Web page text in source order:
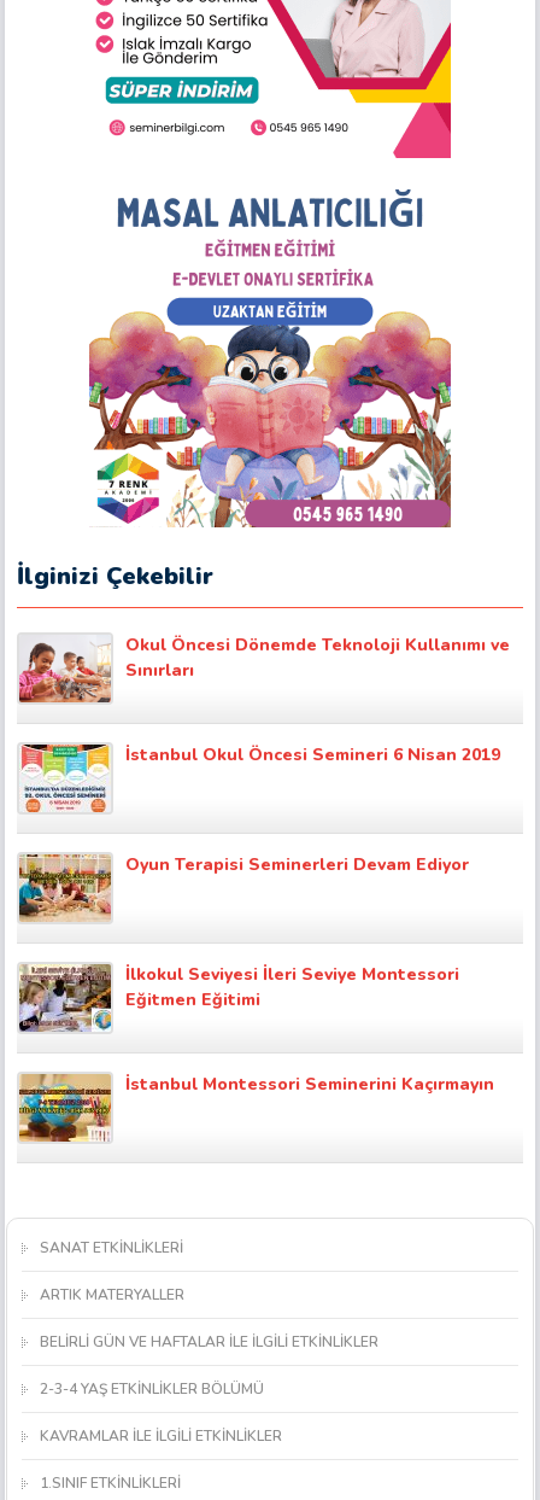
İlginizi Çekebilir
Okul Öncesi Dönemde Teknoloji Kullanımı ve
Sınırları
İstanbul Okul Öncesi Semineri 6 Nisan 2019
Oyun Terapisi Seminerleri Devam Ediyor
İlkokul Seviyesi İleri Seviye Montessori
Eğitmen Eğitimi
İstanbul Montessori Seminerini Kaçırmayın
SANAT ETKİNLİKLERİ
ARTIK MATERYALLER
BELİRLİ GÜN VE HAFTALAR İLE İLGİLİ ETKİNLİKLER
2-3-4 YAŞ ETKİNLİKLER BÖLÜMÜ
KAVRAMLAR İLE İLGİLİ ETKİNLİKLER
1.SINIF ETKİNLİKLERİ